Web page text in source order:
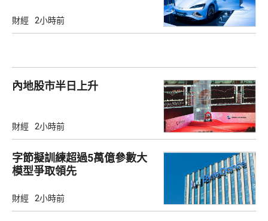
財經 2小時前
內地股市半日上升
財經 2小時前
字節擬訓練超過5萬億參數大
模型爭取領先
財經 2小時前